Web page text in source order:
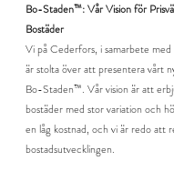
Bo-Staden™: Vår Vision för
Bostäder
Vi på Cederfors, i samarbete
är stolta över att presentera vårt
Bo-Staden™. Vår vision är att
bostäder med stor variation och
en låg kostnad, och vi är redo att
bostadsutvecklingen.